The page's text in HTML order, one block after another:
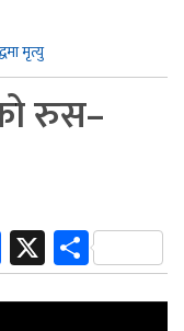
मृत्यु
रुस–
Facebook
XShare